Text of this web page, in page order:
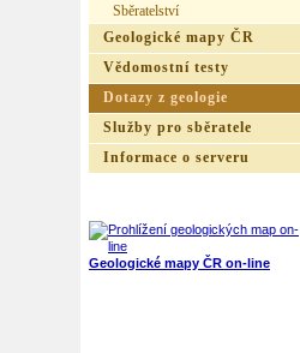
Sběratelství
Geologické mapy ČR
Vědomostní testy
Dotazy z geologie
Služby pro sběratele
Informace o serveru
Geologické mapy ČR on-line